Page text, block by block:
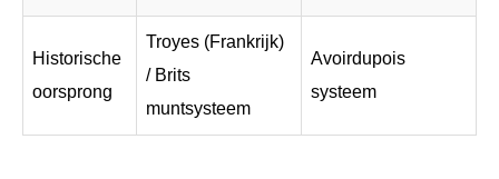
Historische
oorsprong
Troyes (Frankrijk)
/ Brits
muntsysteem
Avoirdupois
systeem